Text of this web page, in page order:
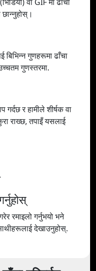
छान्नुहोस्।
बिभिन्न गुणहरूमा ढाँचा
गुणस्तरमा.
गर्दछ र हामीले शीर्षक वा
राख्छ, तपाइँ यसलाई
रमाइलो गर्नुभयो भने
देखाउनुहोस्.